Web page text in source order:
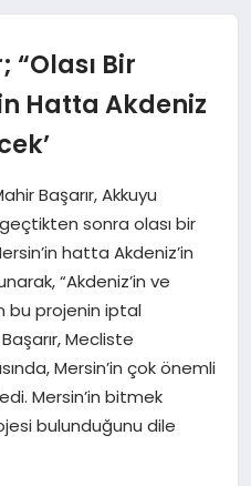
“Olası Bir
Hatta Akdeniz
Başarır, Akkuyu
sonra olası bir
hatta Akdeniz’in
“Akdeniz’in ve
bu projenin iptal
Mecliste
Mersin’in çok önemli
Mersin’in bitmek
bulunduğunu dile